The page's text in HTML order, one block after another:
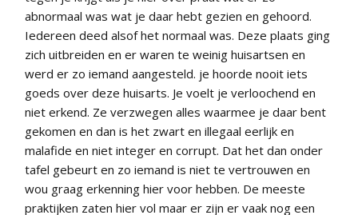
abnormaal was wat je daar hebt gezien en gehoord.
Iedereen deed alsof het normaal was. Deze plaats ging
zich uitbreiden en er waren te weinig huisartsen en
werd er zo iemand aangesteld. je hoorde nooit iets
goeds over deze huisarts. Je voelt je verloochend en
niet erkend. Ze verzwegen alles waarmee je daar bent
gekomen en dan is het zwart en illegaal eerlijk en
malafide en niet integer en corrupt. Dat het dan onder
tafel gebeurt en zo iemand is niet te vertrouwen en
wou graag erkenning hier voor hebben. De meeste
praktijken zaten hier vol maar er zijn er vaak nog een